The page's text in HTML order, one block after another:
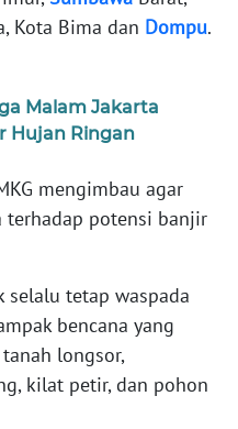
Kota Bima dan Dompu.
Malam Jakarta
Hujan Ringan
mengimbau agar
terhadap potensi banjir
selalu tetap waspada
bencana yang
longsor,
kilat petir, dan pohon